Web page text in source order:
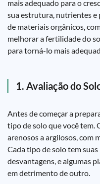
mais adequado para o
sua estrutura, nutrientes e
de materiais orgânicos,
melhorar a fertilidade do
para torná-lo mais
1. Avaliação do
Antes de começar a
tipo de solo que você tem.
arenosos a argilosos, com
Cada tipo de solo tem
desvantagens, e algumas
em detrimento de outro.